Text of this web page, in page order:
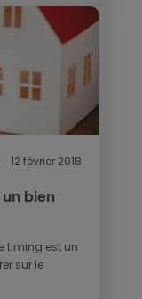
12 février 2018
bien
timing est un
sur le